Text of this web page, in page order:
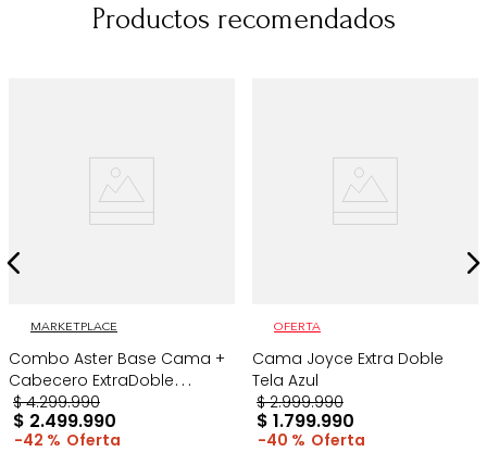
Productos recomendados
MARKETPLACE
Combo Aster Base Cama +
Cabecero ExtraDoble
Taupe/Madera
$ 4.299.990
$ 2.499.990
42 %
OFERTA
Cama Joyce Extra Doble
Tela Azul
$ 2.999.990
$ 1.799.990
40 %